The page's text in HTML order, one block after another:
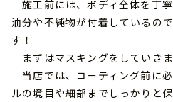
施工前には、ボディ全体を丁
油分や不純物が付着しているの
す！
まずはマスキングをしていきま
当店では、コーティング前に
ルの境目や細部までしっかりと